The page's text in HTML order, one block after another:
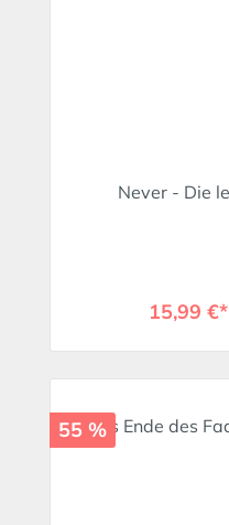
Never - Die
15,99 €*
55 %